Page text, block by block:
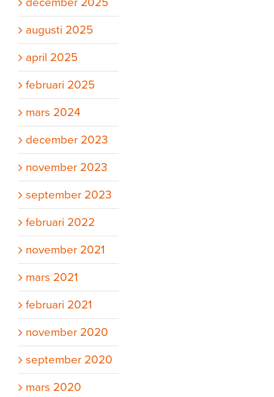
augusti 2025
april 2025
februari 2025
mars 2024
december 2023
november 2023
september 2023
februari 2022
november 2021
mars 2021
februari 2021
november 2020
september 2020
mars 2020